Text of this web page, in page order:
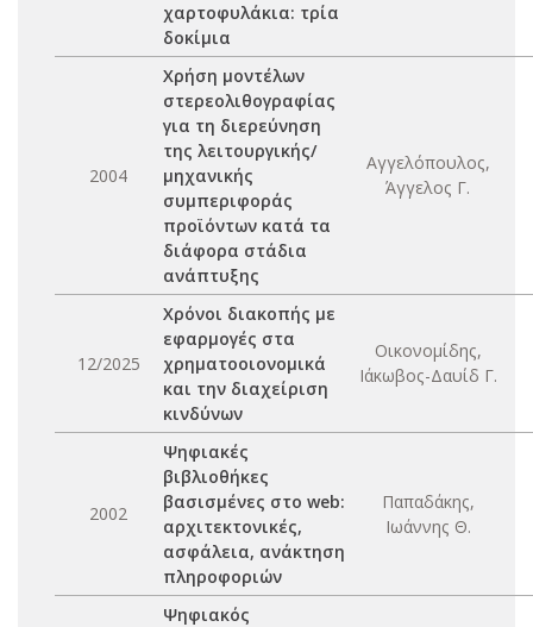
χαρτοφυλάκια: τρία
δοκίμια
2004
Χρήση μοντέλων
στερεολιθογραφίας
για τη διερεύνηση
της λειτουργικής/
μηχανικής
συμπεριφοράς
προϊόντων κατά τα
διάφορα στάδια
ανάπτυξης
Αγγελόπουλος,
Άγγελος Γ.
12/2025
Χρόνοι διακοπής με
εφαρμογές στα
χρηματοοιονομικά
και την διαχείριση
κινδύνων
Οικονομίδης,
Ιάκωβος-Δαυίδ Γ.
2002
Ψηφιακές
βιβλιοθήκες
βασισμένες στο web:
αρχιτεκτονικές,
ασφάλεια, ανάκτηση
πληροφοριών
Παπαδάκης,
Ιωάννης Θ.
Ψηφιακός